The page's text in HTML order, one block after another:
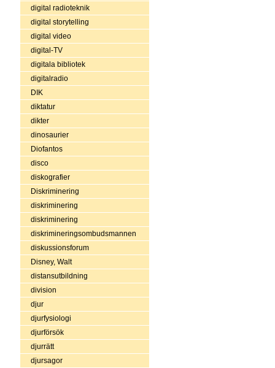
digital radioteknik
digital storytelling
digital video
digital-TV
digitala bibliotek
digitalradio
DIK
diktatur
dikter
dinosaurier
Diofantos
disco
diskografier
Diskriminering
diskriminering
diskriminering
diskrimineringsombudsmannen
diskussionsforum
Disney, Walt
distansutbildning
division
djur
djurfysiologi
djurförsök
djurrätt
djursagor